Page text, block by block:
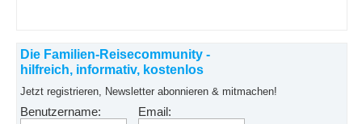
Die Familien-Reisecommunity -
hilfreich, informativ, kostenlos
Jetzt registrieren, Newsletter abonnieren & mitmachen!
Benutzername: Email: